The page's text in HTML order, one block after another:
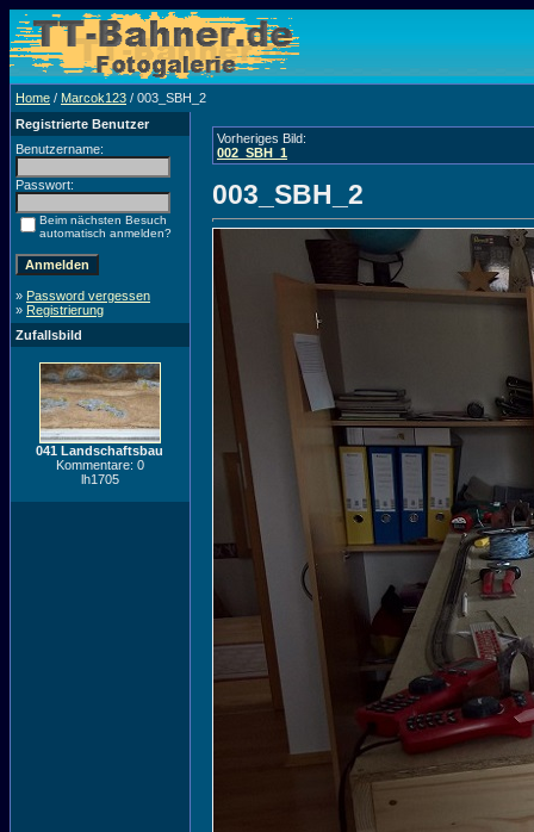
Home / Marcok123 / 003_SBH_2
Registrierte Benutzer
Benutzername:
Passwort:
Beim nächsten Besuch
automatisch anmelden?
» Password vergessen
» Registrierung
Zufallsbild
041 Landschaftsbau
Kommentare: 0
lh1705
Vorheriges Bild:
002_SBH_1
003_SBH_2